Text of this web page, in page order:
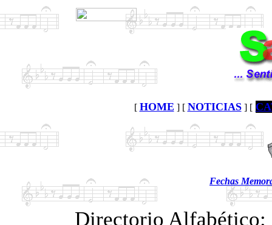
[ HOME ] [ NOTICIAS] [
Fechas
Directorio Alfabético: